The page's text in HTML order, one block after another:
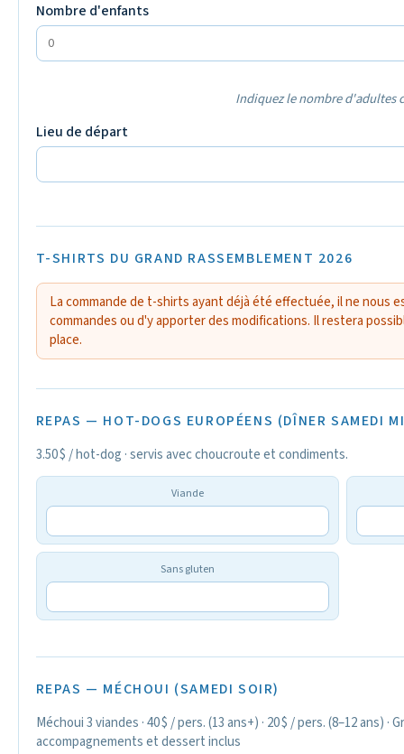
Nombre d'enfants
Indiquez le nombre d'adultes
Lieu de départ
T-SHIRTS DU GRAND RASSEMBLEMENT 2026
La commande de t-shirts ayant déjà été effectuée, il ne nous
commandes ou d'y apporter des modifications. Il restera
place.
REPAS — HOT-DOGS EUROPÉENS (DÎNER SAMEDI
3.50 $ / hot-dog · servis avec choucroute et condiments.
Viande
Sans gluten
REPAS — MÉCHOUI (SAMEDI SOIR)
Méchoui 3 viandes · 40 $ / pers. (13 ans+) · 20 $ / pers. (8–12 ans) ·
accompagnements et dessert inclus